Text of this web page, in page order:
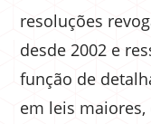
resoluções
desde 2002 e
função de
em leis